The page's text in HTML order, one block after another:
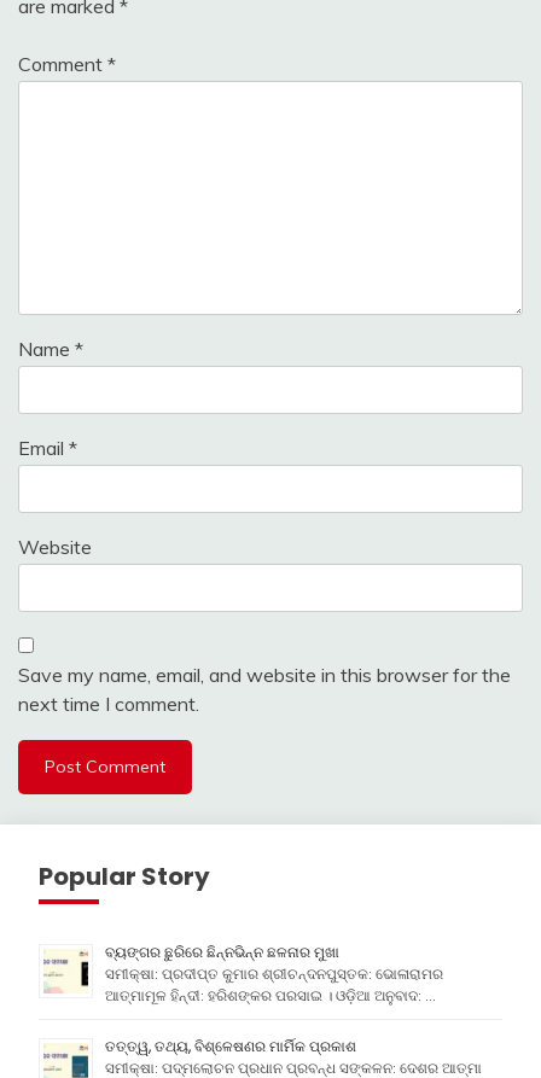
are marked *
Comment *
Name *
Email *
Website
Save my name, email, and website in this browser for the
next time I comment.
Popular Story
ବ୍ୟଙ୍ଗର ଛୁରିରେ ଛିନ୍ନଭିନ୍ନ ଛଳନାର ମୁଖା
ସମୀକ୍ଷା: ପ୍ରଦୀପ୍ତ କୁମାର ଶ୍ରୀଚନ୍ଦନପୁସ୍ତକ: ଭୋଳାରାମର
ଆତ୍ମାମୂଳ ହିନ୍ଦୀ: ହରିଶଙ୍କର ପରସାଇ । ଓଡ଼ିଆ ଅନୁବାଦ: …
ତତ୍ତ୍ୱ, ତଥ୍ୟ, ବିଶ୍ଳେଷଣର ମାର୍ମିକ ପ୍ରକାଶ
ସମୀକ୍ଷା: ପଦ୍ମଲୋଚନ ପ୍ରଧାନ ପ୍ରବନ୍ଧ ସଙ୍କଳନ: ଦେଶର ଆତ୍ମା